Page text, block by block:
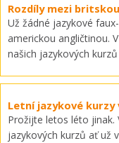
Rozdíly mezi
Už žádné jazykové
americkou angličtinou.
našich jazykových kurzů
Letní jazykové kurzy
Prožijte letos léto jinak.
jazykových kurzů ať už